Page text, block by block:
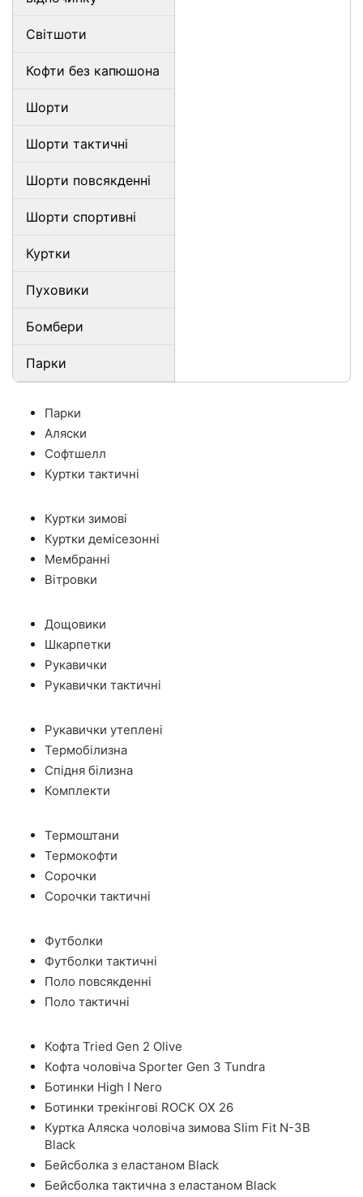
Світшоти
Кофти без капюшона
Шорти
Шорти тактичні
Шорти повсякденні
Шорти спортивні
Куртки
Пуховики
Бомбери
Парки
Парки
Аляски
Софтшелл
Куртки тактичні
Куртки зимові
Куртки демісезонні
Мембранні
Вітровки
Дощовики
Шкарпетки
Рукавички
Рукавички тактичні
Рукавички утеплені
Термобілизна
Спідня білизна
Комплекти
Термоштани
Термокофти
Сорочки
Сорочки тактичні
Футболки
Футболки тактичні
Поло повсякденні
Поло тактичні
Кофта Tried Gen 2 Olive
Кофта чоловіча Sporter Gen 3 Tundra
Ботинки High I Nero
Ботинки трекінгові ROCK OX 26
Куртка Аляска чоловіча зимова Slim Fit N-3B
Black
Бейсболка з еластаном Black
Бейсболка тактична з еластаном Black